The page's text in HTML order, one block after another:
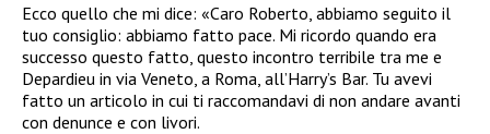
Ecco quello che mi dice: «Caro Roberto, abbiamo seguito il
tuo consiglio: abbiamo fatto pace. Mi ricordo quando era
successo questo fatto, questo incontro terribile tra me e
Depardieu in via Veneto, a Roma, all’Harry’s Bar. Tu avevi
fatto un articolo in cui ti raccomandavi di non andare avanti
con denunce e con livori.